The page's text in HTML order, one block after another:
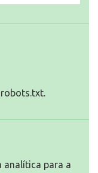
analítica para a